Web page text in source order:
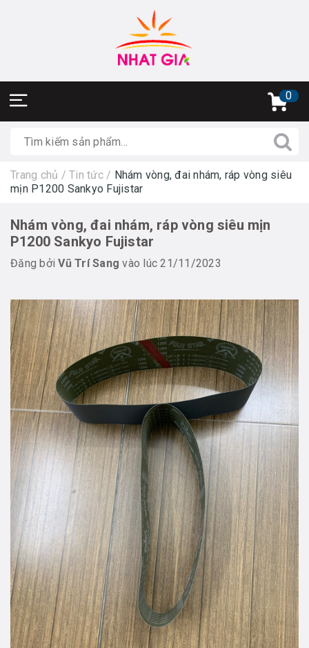
0
Trang chủ / Tin tức / Nhám vòng, đai nhám, ráp vòng siêu
mịn P1200 Sankyo Fujistar
Nhám vòng, đai nhám, ráp vòng siêu mịn
P1200 Sankyo Fujistar
Đăng bởiVũ Trí Sang vào lúc 21/11/2023